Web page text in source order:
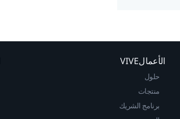
الأعمالVIVE
حلول
منتجات
برنامج الشريك